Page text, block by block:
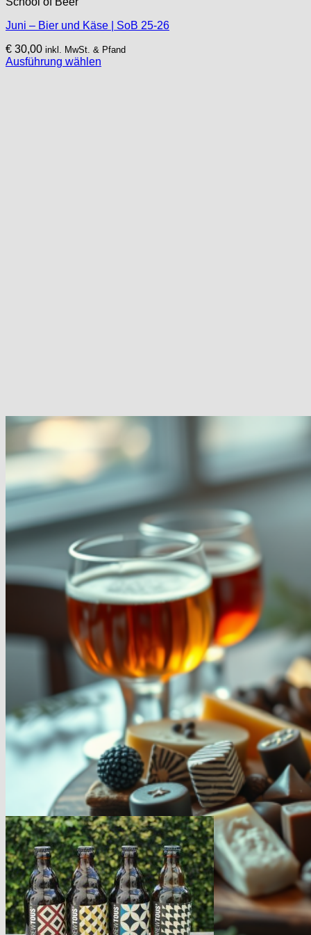
Juni – Bier und Käse | SoB 25-26
€ 30,00 inkl. MwSt. & Pfand
Ausführung wählen